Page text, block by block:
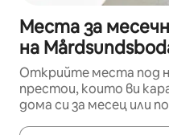
Места за
на
Открийте места под
престои, които ви
дома си за месец или